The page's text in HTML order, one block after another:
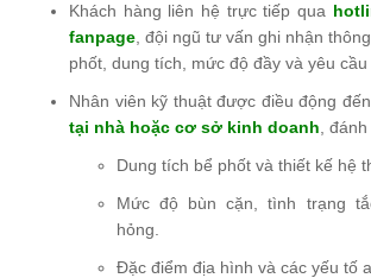
Khách hàng liên hệ trực tiếp qua
fanpage , đội ngũ tư vấn ghi nhận
phốt, dung tích, mức độ đầy và yêu cầu
Nhân viên kỹ thuật được điều động đến
tại nhà hoặc cơ sở kinh doanh ,
Dung tích bể phốt và thiết kế hệ
Mức độ bùn cặn, tình trạng
hỏng.
Đặc điểm địa hình và các yếu tố